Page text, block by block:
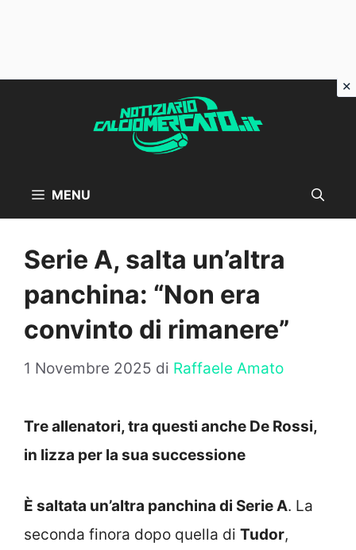
MENU
Serie A, salta un’altra
panchina: “Non era
convinto di rimanere”
1 Novembre 2025 di Raffaele Amato
Tre allenatori, tra questi anche De Rossi,
in lizza per la sua successione
È saltata un’altra panchina di Serie A. La
seconda finora dopo quella di Tudor,